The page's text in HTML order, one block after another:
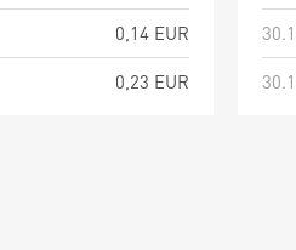
0,14 EUR
0,23 EUR